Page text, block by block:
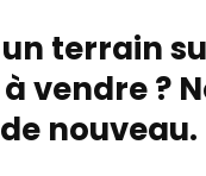
terrain
à vendre ?
nouveau.